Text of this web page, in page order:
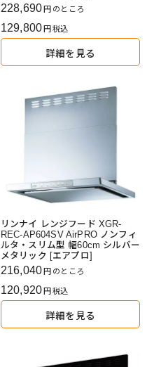
228,690 のところ
129,800 税込
詳細を見る
リンナイ レンジフード XGR-
REC-AP604SV AirPRO ノンフィ
ルタ・スリム型 幅60cm シルバー
メタリック [エアプロ]
216,040 のところ
120,920 税込
詳細を見る